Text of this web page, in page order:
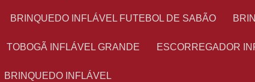
BRINQUEDO INFLÁVEL FUTEBOL DE SABÃO
TOBOGÃ INFLÁVEL GRANDE ESCORREGADOR
BRINQUEDO INFLÁVEL